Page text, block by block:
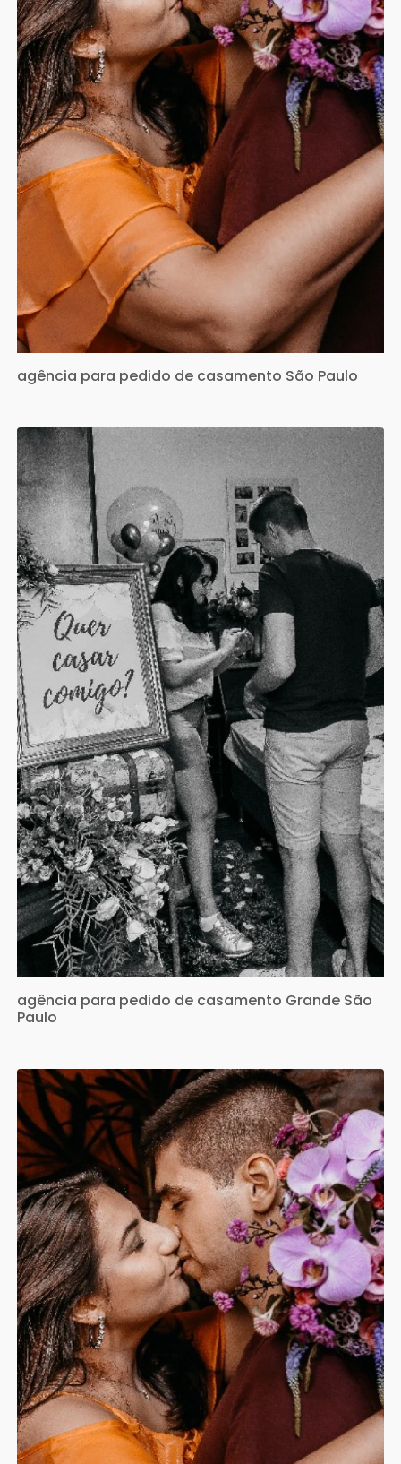
agência para pedido de casamento São Paulo
agência para pedido de casamento Grande São
Paulo